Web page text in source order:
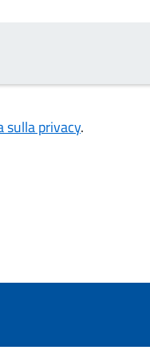
sulla privacy.